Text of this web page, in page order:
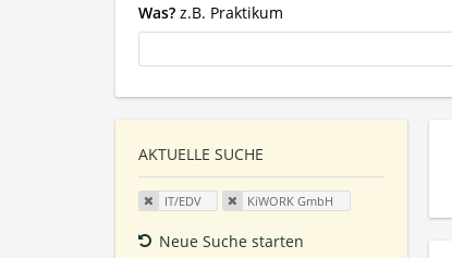
Was? z.B. Praktikum
AKTUELLE SUCHE
IT/EDV KiWORK GmbH
Neue Suche starten